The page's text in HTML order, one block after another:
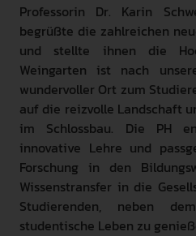
Professorin Dr. Karin
begrüßte die zahlreichen
und stellte ihnen die
Weingarten ist nach
wundervoller Ort zum
auf die reizvolle Landschaft
im Schlossbau. Die PH
innovative Lehre und
Forschung in den
Wissenstransfer in die
Studierenden, neben
studentische Leben zu